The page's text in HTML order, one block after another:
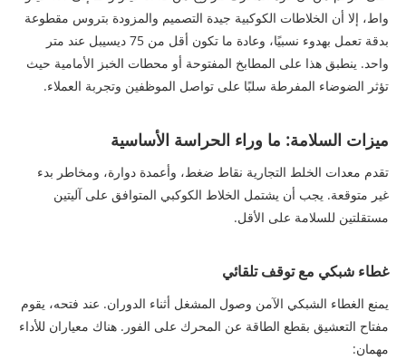
واط، إلا أن الخلاطات الكوكبية جيدة التصميم والمزودة بتروس مقطوعة
بدقة تعمل بهدوء نسبيًا، وعادة ما تكون أقل من 75 ديسيبل عند متر
واحد. ينطبق هذا على المطابخ المفتوحة أو محطات الخبز الأمامية حيث
تؤثر الضوضاء المفرطة سلبًا على تواصل الموظفين وتجربة العملاء.
ميزات السلامة: ما وراء الحراسة الأساسية
تقدم معدات الخلط التجارية نقاط ضغط، وأعمدة دوارة، ومخاطر بدء
غير متوقعة. يجب أن يشتمل الخلاط الكوكبي المتوافق على آليتين
مستقلتين للسلامة على الأقل.
غطاء شبكي مع توقف تلقائي
يمنع الغطاء الشبكي الآمن وصول المشغل أثناء الدوران. عند فتحه، يقوم
مفتاح التعشيق بقطع الطاقة عن المحرك على الفور. هناك معياران للأداء
مهمان: